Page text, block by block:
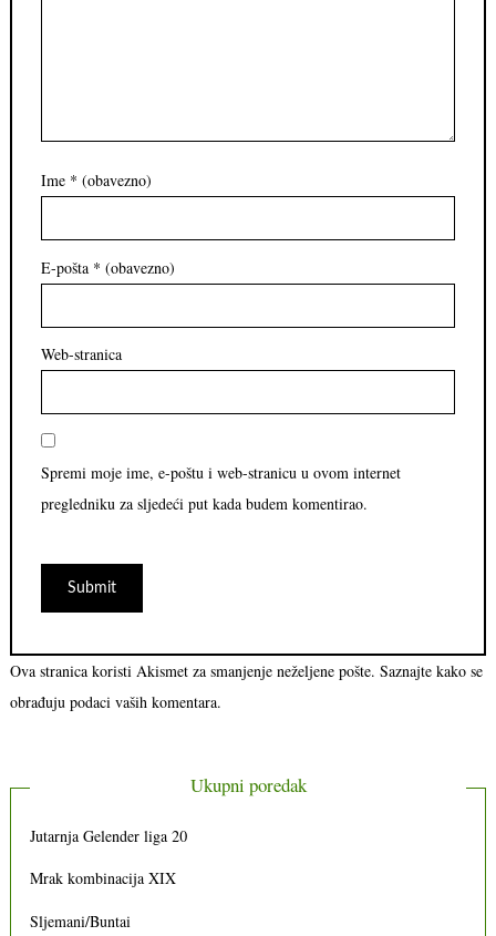
Ime * (obavezno)
E-pošta * (obavezno)
Web-stranica
Spremi moje ime, e-poštu i web-stranicu u ovom internet
pregledniku za sljedeći put kada budem komentirao.
Ova stranica koristi Akismet za smanjenje neželjene pošte. Saznajte kako se
obrađuju podaci vaših komentara.
Ukupni poredak
Jutarnja Gelender liga 20
Mrak kombinacija XIX
Sljemani/Buntai